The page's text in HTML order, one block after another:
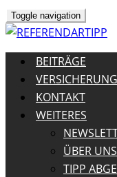
Toggle navigation
BEITRÄGE
VERSICHERUNG
KONTAKT
WEITERES
ÜBER UNS
TIPP